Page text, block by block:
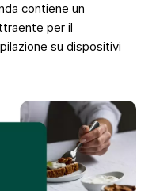
contiene un
per il
su dispositivi